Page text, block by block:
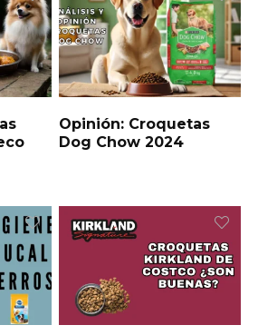
Opinión: Croquetas
Dog Chow 2024